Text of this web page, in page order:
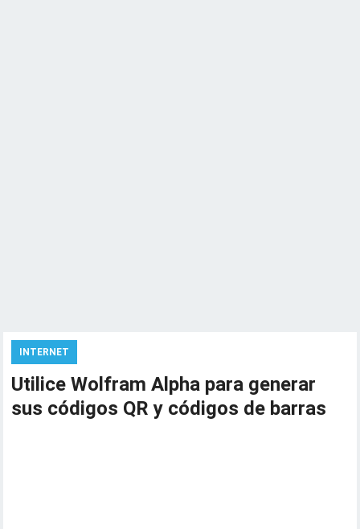
INTERNET
Utilice Wolfram Alpha para generar
sus códigos QR y códigos de barras